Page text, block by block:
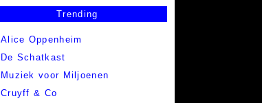
Trending
Alice Oppenheim
De Schatkast
Muziek voor Miljoenen
Cruyff & Co